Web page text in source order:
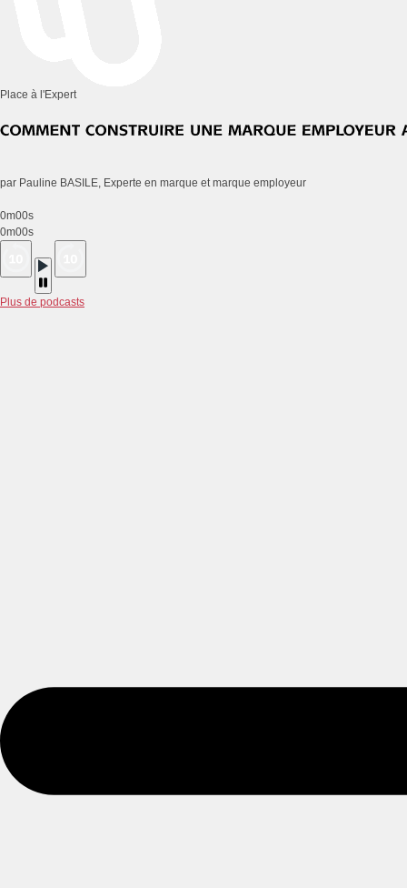
Place à l'Expert
par Pauline BASILE, Experte en marque et marque employeur
0m00s
0m00s
Plus de podcasts